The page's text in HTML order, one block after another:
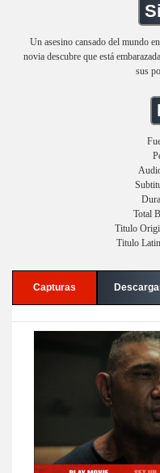
Un asesino cansado del mundo
novia descubre que está
sus
Total
Titulo
Titulo
Capturas